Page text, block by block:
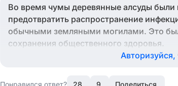
Во время чумы деревянные алсуды были
предотвратить распространение
обычными земляными могилами. Это
сохранения общественного здоровья.
Авторизуйся,
Понравился ответ? 28 9 Поделиться